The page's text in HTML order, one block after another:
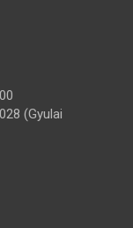
(Gyulai